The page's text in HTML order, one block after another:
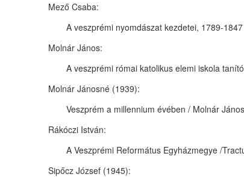
Mező Csaba:
A veszprémi nyomdászat kezdetei, 1789-
Molnár János:
A veszprémi római katolikus elemi iskola
Molnár Jánosné (1939):
Veszprém a millennium évében / Molnár
Rákóczi István:
A Veszprémi Református Egyházmegye /
Sipőcz József (1945):